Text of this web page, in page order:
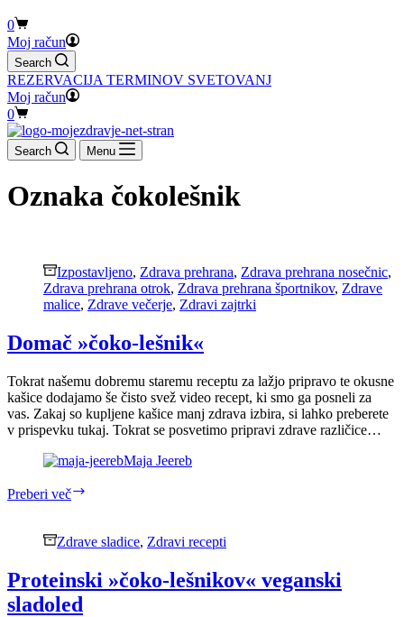
Shopping
cart
0
Moj račun
Search
REZERVACIJA TERMINOV SVETOVANJ
Moj račun
Shopping
cart
0
Search Menu
Oznaka čokolešnik
Izpostavljeno, Zdrava prehrana, Zdrava prehrana nosečnic,
Zdrava prehrana otrok, Zdrava prehrana športnikov, Zdrave
malice, Zdrave večerje, Zdravi zajtrki
Domač »čoko-lešnik«
Tokrat našemu dobremu staremu receptu za lažjo pripravo te okusne
kašice dodajamo še čisto svež video recept, ki smo ga posneli za
vas. Zakaj so kupljene kašice manj zdrava izbira, si lahko preberete
v prispevku tukaj. Tokrat se posvetimo pripravi zdrave različice…
Maja Jeereb
Preberi več
Zdrave sladice, Zdravi recepti
Proteinski »čoko-lešnikov« veganski
sladoled